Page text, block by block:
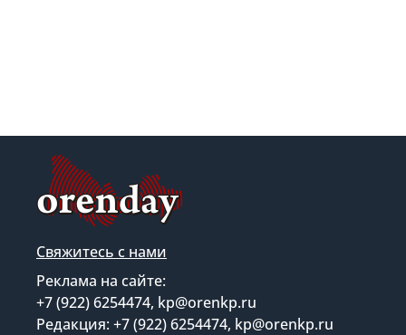
Свяжитесь с нами
Реклама на сайте:
+7 (922) 6254474, kp@orenkp.ru
Редакция: +7 (922) 6254474, kp@orenkp.ru